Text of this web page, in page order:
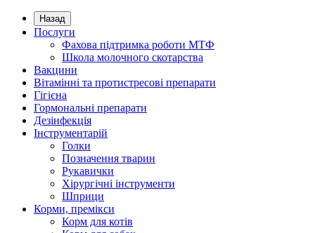
Назад
Послуги
Фахова підтримка роботи МТФ
Школа молочного скотарства
Вакцини
Вітамінні та протистресові препарати
Гігієна
Гормональні препарати
Дезінфекція
Інструментарій
Голки
Позначення тварин
Рукавички
Хірургічні інструменти
Шприци
Корми, премікси
Корм для котів